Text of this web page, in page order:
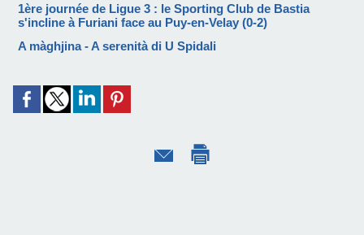
1ère journée de Ligue 3 : le Sporting Club de Bastia
s'incline à Furiani face au Puy-en-Velay (0-2)
A màghjina - A serenità di U Spidali